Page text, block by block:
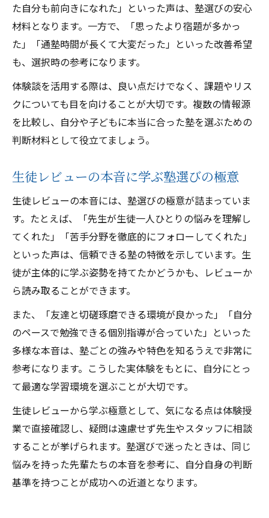
た自分も前向きになれた」といった声は、塾選びの安心
材料となります。一方で、「思ったより宿題が多かっ
た」「通塾時間が長くて大変だった」といった改善希望
も、選択時の参考になります。
体験談を活用する際は、良い点だけでなく、課題やリス
クについても目を向けることが大切です。複数の情報源
を比較し、自分や子どもに本当に合った塾を選ぶための
判断材料として役立てましょう。
生徒レビューの本音に学ぶ塾選びの極意
生徒レビューの本音には、塾選びの極意が詰まっていま
す。たとえば、「先生が生徒一人ひとりの悩みを理解し
てくれた」「苦手分野を徹底的にフォローしてくれた」
といった声は、信頼できる塾の特徴を示しています。生
徒が主体的に学ぶ姿勢を持てたかどうかも、レビューか
ら読み取ることができます。
また、「友達と切磋琢磨できる環境が良かった」「自分
のペースで勉強できる個別指導が合っていた」といった
多様な本音は、塾ごとの強みや特色を知るうえで非常に
参考になります。こうした実体験をもとに、自分にとっ
て最適な学習環境を選ぶことが大切です。
生徒レビューから学ぶ極意として、気になる点は体験授
業で直接確認し、疑問は遠慮せず先生やスタッフに相談
することが挙げられます。塾選びで迷ったときは、同じ
悩みを持った先輩たちの本音を参考に、自分自身の判断
基準を持つことが成功への近道となります。